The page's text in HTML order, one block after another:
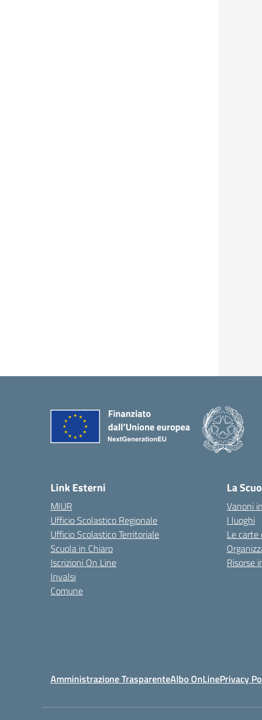
Link Esterni
MIUR
Ufficio Scolastico Regionale
Ufficio Scolastico Territoriale
Scuola in Chiaro
Iscrizioni On Line
Invalsi
Comune
La
Vanoni
I luoghi
Le carte
Risorse
Amministrazione TrasparenteAlbo OnLinePrivacy